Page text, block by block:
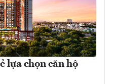
lựa chọn căn hộ